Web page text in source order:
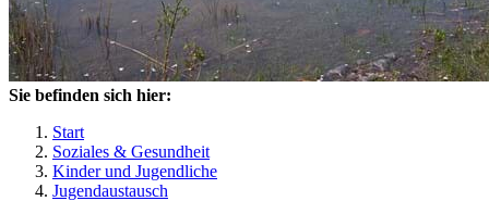
Sie befinden sich hier:
Start
Soziales & Gesundheit
Kinder und Jugendliche
Jugendaustausch